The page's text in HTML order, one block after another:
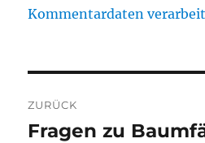
Kommentardaten
ZURÜCK
Vorheriger
Fragen zu